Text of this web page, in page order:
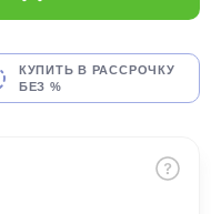
КУПИТЬ В РАССРОЧКУ
БЕЗ %